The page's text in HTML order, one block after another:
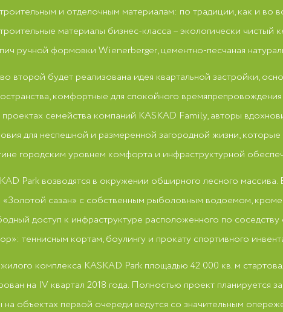
и отделочным материалам: по традиции, как и во
материалы бизнес-класса – экологически чистый
ручной формовки Wienerberger, цементно-песчаная
второй будет реализована идея квартальной застройки,
комфортные для спокойного
проектах семейства компаний KASKAD Family, авторы
для неспешной и размеренной загородной жизни,
городским уровнем комфорта и инфраструктурной
Park возводятся в окружении обширного лесного массива.
«Золотой сазан» с собственным рыболовным водоемом,
доступ к инфраструктуре расположенного по
теннисным кортам, боулингу и прокату спортивного
комплекса KASKAD Park площадью 42 000 кв. м
на IV квартал 2018 года. Полностью проект планируется
на объектах первой очереди ведутся со значительным